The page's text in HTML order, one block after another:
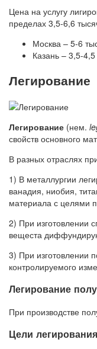
Цена на услугу
пределах 3,5-6,6
Москва – 5-6
Казань – 3,5-
Легирование
Легирование (нем.
свойств основного
В разных отраслях
1) В металлургии
ванадия, ниобия,
материала с целями
2) При изготовлении
вещеста
3) При изготовлении
контролируемого
Легирование
При производстве
Цели легирования